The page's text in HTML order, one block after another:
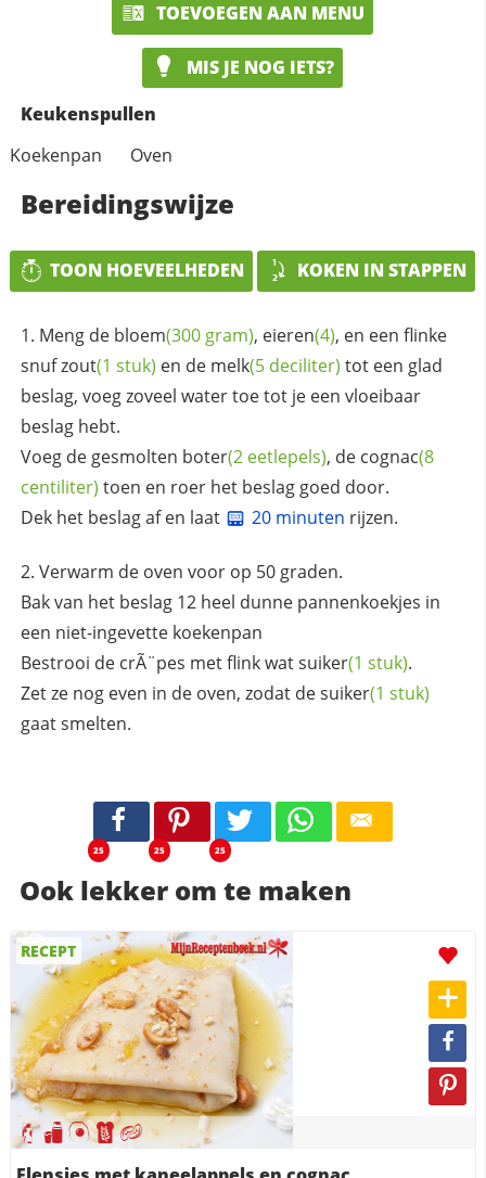
TOEVOEGEN AAN MENU
MIS JE NOG IETS?
Keukenspullen
Koekenpan
Oven
Bereidingswijze
TOON HOEVEELHEDEN KOKEN IN STAPPEN
Meng de bloem(300 gram), eieren(4), en een flinke
snufzout(1 stuk) en de melk(5 deciliter) tot een glad
beslag, voeg zoveel water toe tot je een vloeibaar
beslag hebt.
Voeg de gesmolten boter(2 eetlepels), de cognac(8
centiliter) toen en roer het beslag goed door.
Dek het beslag af en laat
20 minuten rijzen.
Verwarm de oven voor op 50 graden.
Bak van het beslag 12 heel dunne pannenkoekjes in
een niet-ingevette koekenpan
Bestrooi de crÃ¨pes met flink watsuiker(1 stuk).
Zet ze nog even in de oven, zodat desuiker(1 stuk)
gaat smelten.
25 25 25
Ook lekker om te maken
RECEPT